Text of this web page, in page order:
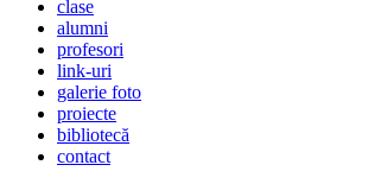
clase
alumni
profesori
link-uri
galerie foto
proiecte
bibliotecă
contact